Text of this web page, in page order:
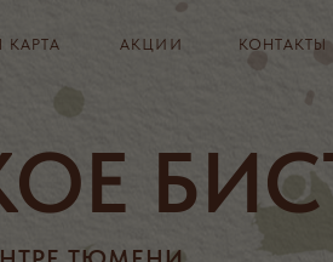
+7 3452
КОНТАКТЫ
АКЦИИ +7 3452
КОНТАКТЫ
АКЦИИ